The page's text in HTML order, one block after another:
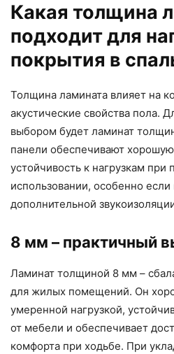
Какая толщина
подходит для
покрытия в
Толщина ламината влияет на
акустические свойства пола.
выбором будет ламинат
панели обеспечивают
устойчивость к нагрузкам при
использовании, особенно
дополнительной
8 мм – практичный
Ламинат толщиной 8 мм –
для жилых помещений. Он
умеренной нагрузкой,
от мебели и обеспечивает
комфорта при ходьбе. При